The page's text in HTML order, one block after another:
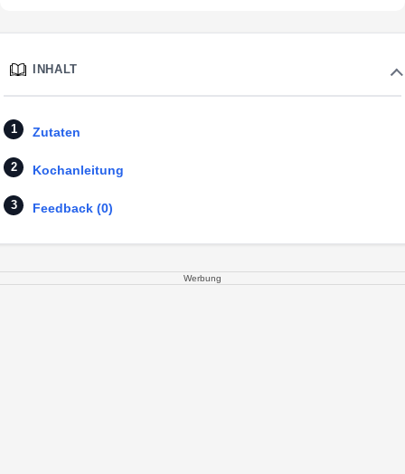
INHALT
Zutaten
Kochanleitung
Feedback (0)
Werbung